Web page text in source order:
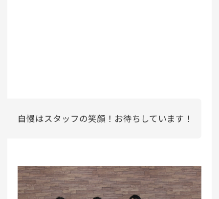
自慢はスタッフの笑顔！お待ちしています！